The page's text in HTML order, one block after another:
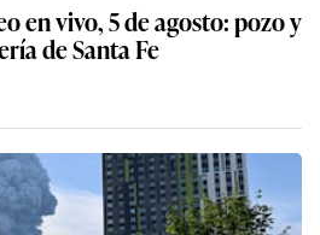
en vivo, 5 de agosto: pozo y
de Santa Fe